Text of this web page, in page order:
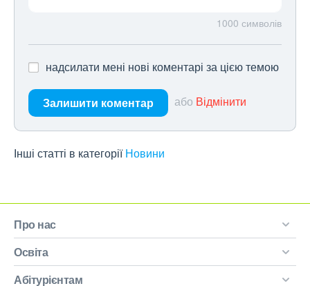
1000 символів
надсилати мені нові коментарі за цією темою
Залишити коментар або Відмінити
Інші статті в категорії Новини
Про нас
Освіта
Абітурієнтам